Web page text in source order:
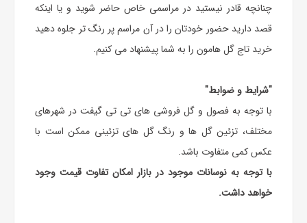
چنانچه قادر نیستید در مراسمی خاص حاضر شوید و یا اینکه
قصد دارید حضور خودتان را در آن مراسم پر رنگ تر جلوه دهید
خرید تاج گل هامون را به شما پیشنهاد می کنیم.
"شرایط و ضوابط"
با توجه به فصول و گل فروشی های تی تی گیفت در شهرهای
مختلف، تزئین گل ها و رنگ گل های تزئینی ممکن است با
عکس کمی متفاوت باشد.
با توجه به نوسانات موجود در بازار امکان تفاوت قیمت وجود
خواهد داشت.